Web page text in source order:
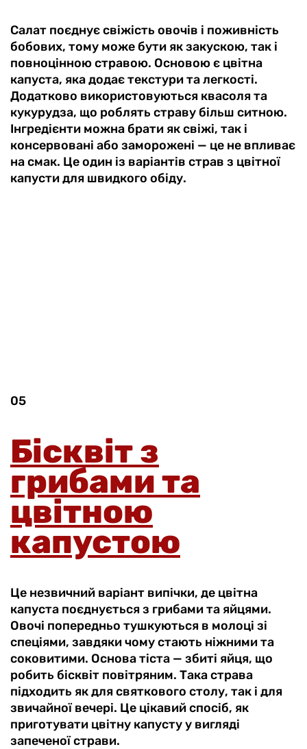
Салат поєднує свіжість овочів і поживність
бобових, тому може бути як закускою, так і
повноцінною стравою. Основою є цвітна
капуста, яка додає текстури та легкості.
Додатково використовуються квасоля та
кукурудза, що роблять страву більш ситною.
Інгредієнти можна брати як свіжі, так і
консервовані або заморожені — це не впливає
на смак. Це один із варіантів страв з цвітної
капусти для швидкого обіду.
05
Бісквіт з
грибами та
цвітною
капустою
Це незвичний варіант випічки, де цвітна
капуста поєднується з грибами та яйцями.
Овочі попередньо тушкуються в молоці зі
спеціями, завдяки чому стають ніжними та
соковитими. Основа тіста — збиті яйця, що
робить бісквіт повітряним. Така страва
підходить як для святкового столу, так і для
звичайної вечері. Це цікавий спосіб, як
приготувати цвітну капусту у вигляді
запеченої страви.